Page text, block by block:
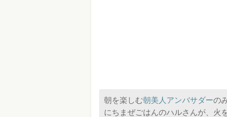
朝を楽しむ朝美人アンバサダーの
にちまぜごはんのハルさんが、火